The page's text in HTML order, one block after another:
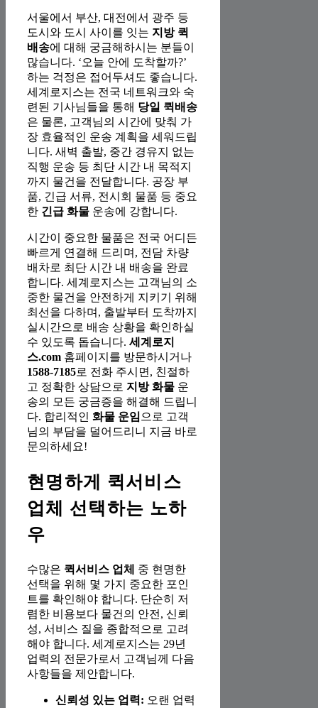
서울에서 부산, 대전에서 광주 등
도시와 도시 사이를 잇는 지방 퀵
배송에 대해 궁금해하시는 분들이
많습니다. ‘오늘 안에 도착할까?’
하는 걱정은 접어두셔도 좋습니다.
세계로지스는 전국 네트워크와 숙
련된 기사님들을 통해 당일 퀵배송
은 물론, 고객님의 시간에 맞춰 가
장 효율적인 운송 계획을 세워드립
니다. 새벽 출발, 중간 경유지 없는
직행 운송 등 최단 시간 내 목적지
까지 물건을 전달합니다. 공장 부
품, 긴급 서류, 전시회 물품 등 중요
한 긴급 화물 운송에 강합니다.
시간이 중요한 물품은 전국 어디든
빠르게 연결해 드리며, 전담 차량
배차로 최단 시간 내 배송을 완료
합니다. 세계로지스는 고객님의 소
중한 물건을 안전하게 지키기 위해
최선을 다하며, 출발부터 도착까지
실시간으로 배송 상황을 확인하실
수 있도록 돕습니다. 세계로지
스.com 홈페이지를 방문하시거나
1588-7185로 전화 주시면, 친절하
고 정확한 상담으로 지방 화물 운
송의 모든 궁금증을 해결해 드립니
다. 합리적인 화물 운임 으로 고객
님의 부담을 덜어드리니 지금 바로
문의하세요!
현명하게 퀵서비스
업체 선택하는 노하
우
수많은 퀵서비스 업체
중 현명한
선택을 위해 몇 가지 중요한 포인
트를 확인해야 합니다. 단순히 저
렴한 비용보다 물건의 안전, 신뢰
성, 서비스 질을 종합적으로 고려
해야 합니다. 세계로지스는 29년
업력의 전문가로서 고객님께 다음
사항들을 제안합니다.
신뢰성 있는 업력: 오랜 업력